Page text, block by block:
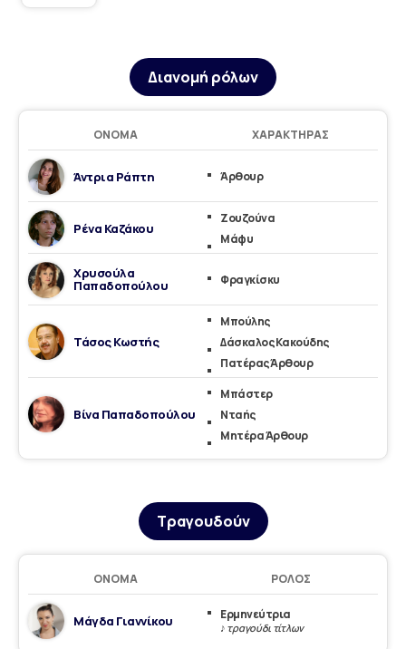
Διανομή ρόλων
ΌΝΟΜΑ ΧΑΡΑΚΤΉΡΑΣ
Άντρια Ράπτη Άρθουρ
Ρένα Καζάκου
Ζουζούνα
Μάφυ
Χρυσούλα
Παπαδοπούλου Φραγκίσκυ
Τάσος Κωστής
Μπούλης
Δάσκαλος Κακούδης
Πατέρας Άρθουρ
Βίνα Παπαδοπούλου
Mπάστερ
Νταής
Μητέρα Άρθουρ
Τραγουδούν
ΌΝΟΜΑ ΡΌΛΟΣ
Μάγδα Γιαννίκου Ερμηνεύτρια
♪ τραγούδι τίτλων